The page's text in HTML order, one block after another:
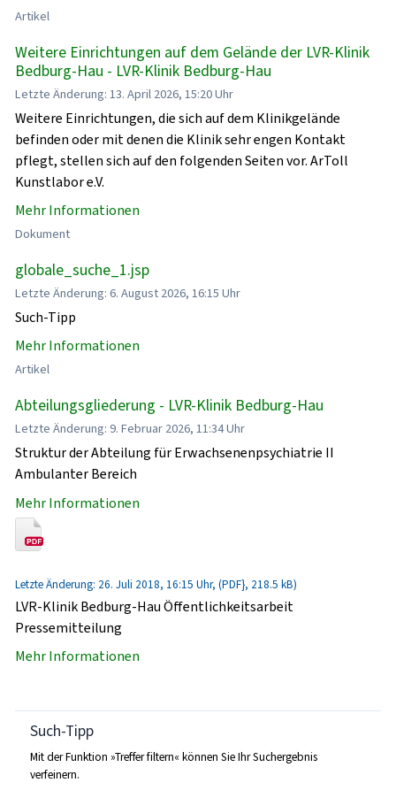
Artikel
Weitere Einrichtungen auf dem Gelände der LVR-Klinik
Bedburg-Hau - LVR-Klinik Bedburg-Hau
Letzte Änderung: 13. April 2026, 15:20 Uhr
Weitere Einrichtungen, die sich auf dem Klinikgelände
befinden oder mit denen die Klinik sehr engen Kontakt
pflegt, stellen sich auf den folgenden Seiten vor. ArToll
Kunstlabor e.V.
Mehr Informationen
Dokument
globale_suche_1.jsp
Letzte Änderung: 6. August 2026, 16:15 Uhr
Such-Tipp
Mehr Informationen
Artikel
Abteilungsgliederung - LVR-Klinik Bedburg-Hau
Letzte Änderung: 9. Februar 2026, 11:34 Uhr
Struktur der Abteilung für Erwachsenenpsychiatrie II
Ambulanter Bereich
Mehr Informationen
Letzte Änderung: 26. Juli 2018, 16:15 Uhr, (PDF}, 218.5 kB)
LVR-Klinik Bedburg-Hau Öffentlichkeitsarbeit
Pressemitteilung
Mehr Informationen
Such-Tipp
Mit der Funktion »Treffer filtern« können Sie Ihr Suchergebnis
verfeinern.